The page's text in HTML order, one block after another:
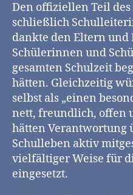
Den offiziellen Teil
schließlich
dankte den Eltern
Schülerinnen und
gesamten Schulzeit
hätten. Gleichzeitig
selbst als „einen
nett, freundlich, offen
hätten Verantwortung
Schulleben aktiv
vielfältiger Weise für
eingesetzt.